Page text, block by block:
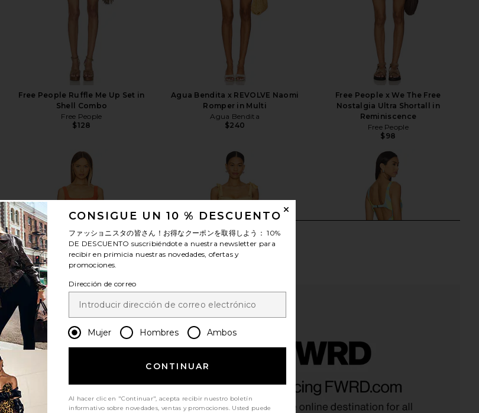
Free People Ruffle Me Up Set in
Shell Combo
Free People
$128
Agua Bendita x REVOLVE Naomi
Romper in Multi
Agua Bendita
$240
Free People x We The Free
Nostalgia Ultra Shortall in
Reminiscence
Free People
$98
SNDYS Flora Mini Dress in Volcanic
SNDYS
$108
in Lemonade
Show Me Your Mumu
$148
in Echo Print
$237
ver más
CONSIGUE UN 10 % DESCUENTO
ファッショニスタの皆さん！お得なクーポンを取得しよう：10%
DE DESCUENTO suscribiéndote a nuestra newsletter para
recibir en primicia nuestras novedades, ofertas y
promociones.
Dirección de correo
Mujer Hombres Ambos
CONTINUAR
Al hacer clic en "Continuar", acepta recibir nuestro boletín
informativo sobre novedades, ventas y promociones. Usted puede